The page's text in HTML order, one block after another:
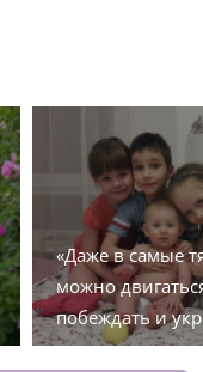
«Даже в самые
можно
побеждать и